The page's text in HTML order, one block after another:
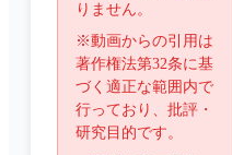
りません。
※動画からの引用は
著作権法第32条に基
づく適正な範囲内で
行っており、批評・
研究目的です。